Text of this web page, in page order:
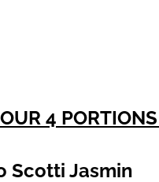
4
Scotti Jasmin